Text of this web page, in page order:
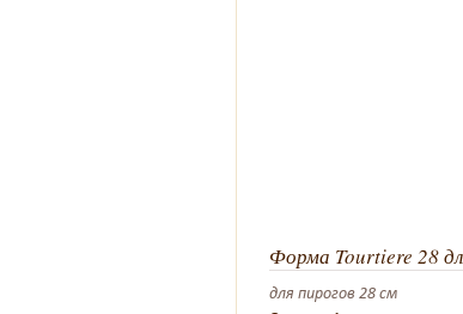
Форма Tourtiere 28
для пирогов 28 см